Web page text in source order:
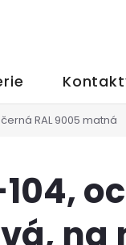
RAL 9005 matná
na